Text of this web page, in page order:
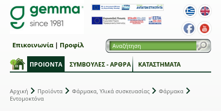
ΠΡΟΙΟΝΤΑ ΣΥΜΒΟΥΛΕΣ - ΑΡΘΡΑ ΚΑΤΑΣΤΗΜΑΤΑ
Επικοινωνία| Προφίλ
Αρχική Προϊόντα Φάρμακα, Υλικά συσκευασίας
Φάρμακα
Εντομοκτόνα